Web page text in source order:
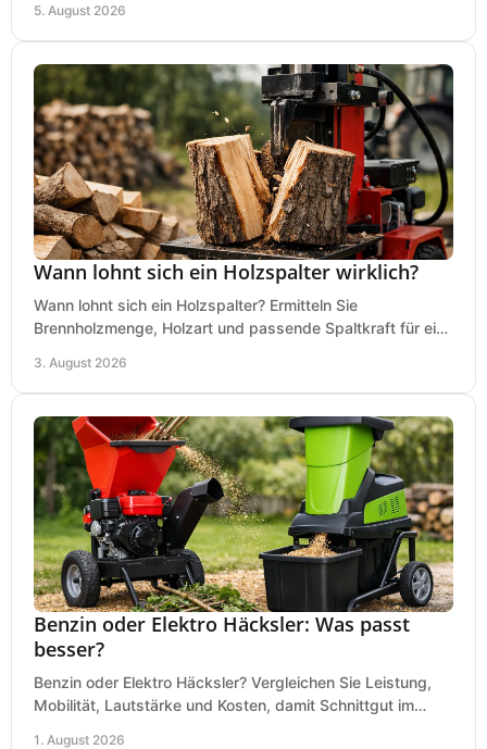
5. August 2026
Wann lohnt sich ein Holzspalter wirklich?
Wann lohnt sich ein Holzspalter? Ermitteln Sie
Brennholzmenge, Holzart und passende Spaltkraft für eine
3. August 2026
Benzin oder Elektro Häcksler: Was passt
besser?
Benzin oder Elektro Häcksler? Vergleichen Sie Leistung,
Mobilität, Lautstärke und Kosten, damit Schnittgut im
1. August 2026